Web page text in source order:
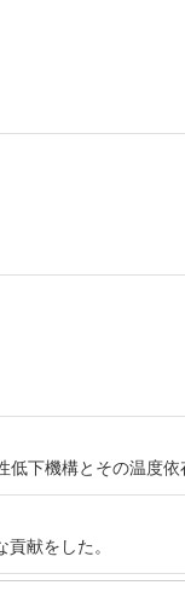
低下機構とその温度依
献をした。